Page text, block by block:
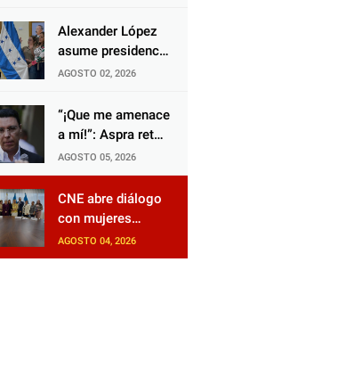
liderazgo con
jornadas de
Alexander López
asume presidencia
del Consejo
de El Progreso
para el Censo
AGOSTO 02, 2026
“¡Que me amenace
a mí!”: Aspra reta
a JOH y exige que
siga tras las rejas
AGOSTO 05, 2026
CNE abre diálogo
con mujeres
políticas para
impulsar reformas
AGOSTO 04, 2026